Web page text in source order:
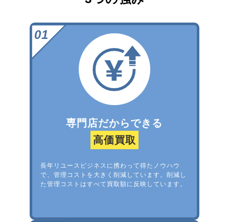
専門店だからできる
高価買取
長年リユースビジネスに携わって得たノウハウ
で、管理コストを大きく削減しています。削減し
た管理コストはすべて買取額に反映しています。